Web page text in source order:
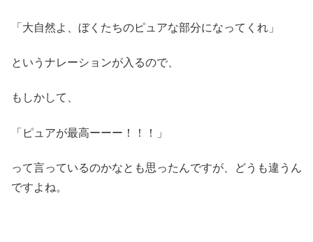
「大自然よ、ぼくたちのピュアな部分になってくれ」
というナレーションが入るので、
もしかして、
「ピュアが最高ーーー！！！」
って言っているのかなとも思ったんですが、どうも違うん
ですよね。